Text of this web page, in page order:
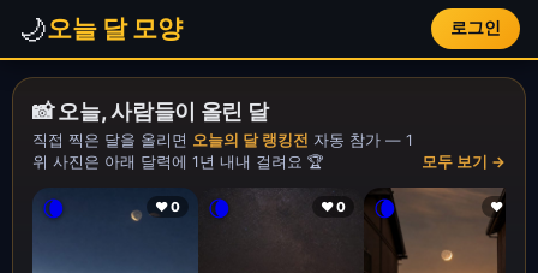
🌙오늘 달 모양 로그인
📸 오늘, 사람들이 올린 달
직접 찍은 달을 올리면 오늘의 달 랭킹전 자동 참가 — 1
위 사진은 아래 달력에 1년 내내 걸려요 🏆
모두 보기 →
🌘 ❤ 0 🌘 ❤ 0 🌘 ❤ 1